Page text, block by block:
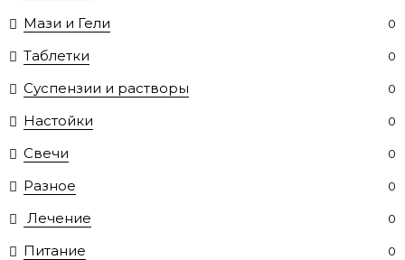
Мази и Гели 0
Таблетки 0
Суспензии и растворы 0
Настойки 0
Свечи 0
Разное 0
Лечение 0
Питание 0